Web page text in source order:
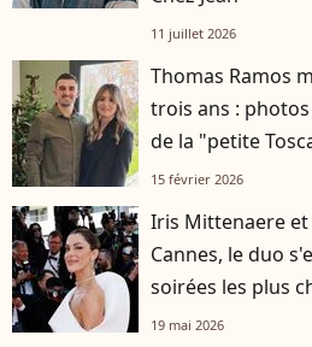
11 juillet 2026
Thomas Ramos
trois ans :
de la "petite
15 février 2026
Iris Mittenaere
Cannes, le duo
soirées les plus
19 mai 2026